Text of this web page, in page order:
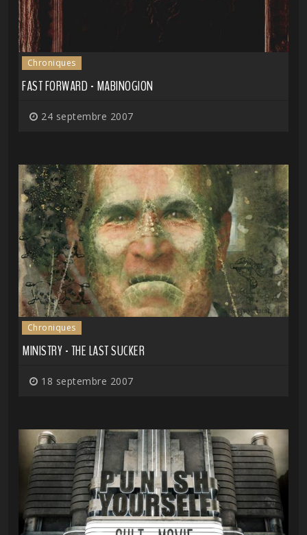
Chroniques
FAST FORWARD - MABINOGION
24 septembre 2007
Chroniques
MINISTRY - THE LAST SUCKER
18 septembre 2007